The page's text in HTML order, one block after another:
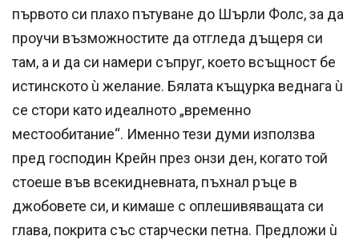
първото си плахо пътуване до Шърли Фолс, за да
проучи възможностите да отгледа дъщеря си
там, а и да си намери съпруг, което всъщност бе
истинското ù желание. Бялата къщурка веднага ù
се стори като идеалното „временно
местообитание“. Именно тези думи използва
пред господин Крейн през онзи ден, когато той
стоеше във всекидневната, пъхнал ръце в
джобовете си, и кимаше с оплешивяващата си
глава, покрита със старчески петна. Предложи ù